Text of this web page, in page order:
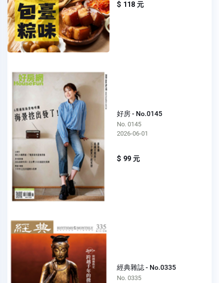
$ 118 元
好房 - No.0145
No. 0145
2026-06-01
$ 99 元
經典雜誌 - No.0335
No. 0335